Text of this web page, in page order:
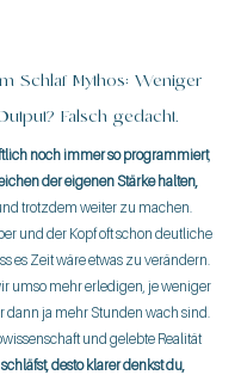
Schlaf-Mythos: Weniger
Falsch gedacht.
noch immer so programmiert,
der eigenen Stärke halten,
trotzdem weiter zu machen.
und der Kopf oft schon deutliche
es Zeit wäre etwas zu verändern.
umso mehr erledigen, je weniger
dann ja mehr Stunden wach sind.
und gelebte Realität
desto klarer denkst du,